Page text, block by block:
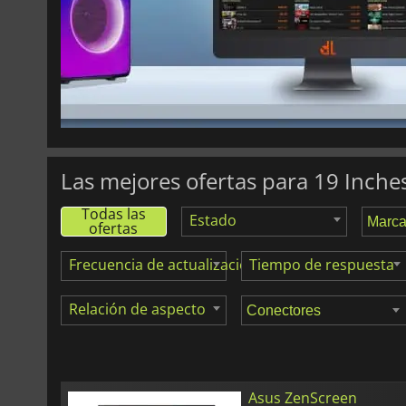
124.96€
VA1650
Las mejores ofertas para 19
Todas las
ofertas Estado
Frecuencia de actualizaciónTiempo de respuesta
Relación de aspecto
Asus ZenScreen